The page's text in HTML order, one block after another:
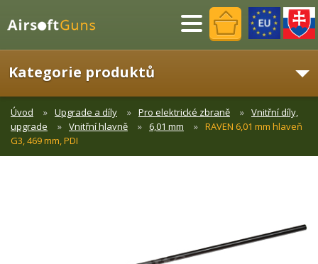
Menu
Kategorie produktů
Úvod Upgrade a díly Pro elektrické zbraně
Vnitřní díly,
upgrade
Vnitřní hlavně 6,01 mm
RAVEN 6,01 mm hlaveň
G3, 469 mm, PDI